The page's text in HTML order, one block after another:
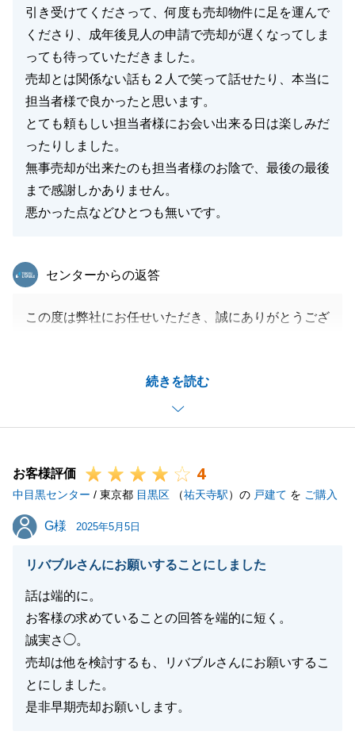
引き受けてくださって、何度も売却物件に足を運んで
くださり、成年後見人の申請で売却が遅くなってしま
っても待っていただきました。
売却とは関係ない話も２人で笑って話せたり、本当に
担当者様で良かったと思います。
とても頼もしい担当者様にお会い出来る日は楽しみだ
ったりしました。
無事売却が出来たのも担当者様のお陰で、最後の最後
まで感謝しかありません。
悪かった点などひとつも無いです。
続きを読む
東急リバブル
センターからの返答
この度は弊社にお任せいただき、誠にありがとうござ
お会いするたびにたくさんお話させていただけて楽し
かったです。
お客様評価 4
中目黒センター / 東京都 目黒区 （祐天寺駅）の 戸建て を ご購入
G様
G様 2025年5月5日
リバブルさんにお願いすることにしました
話は端的に。
お客様の求めていることの回答を端的に短く。
誠実さ◯。
売却は他を検討するも、リバブルさんにお願いするこ
とにしました。
是非早期売却お願いします。